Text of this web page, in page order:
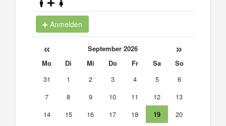
Anmelden
« September 2026 »
Mo Di Mi Do Fr Sa
So
31
1 2 3 4 5
6
7
8 9 10 11 12
13
14
15 16 17 18 19
20